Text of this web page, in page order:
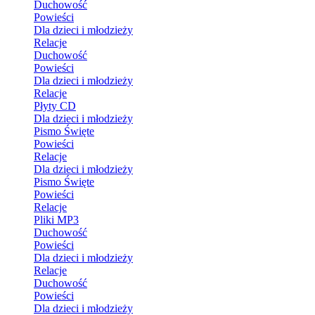
Duchowość
Powieści
Dla dzieci i młodzieży
Relacje
Duchowość
Powieści
Dla dzieci i młodzieży
Relacje
Płyty CD
Dla dzieci i młodzieży
Pismo Święte
Powieści
Relacje
Dla dzieci i młodzieży
Pismo Święte
Powieści
Relacje
Pliki MP3
Duchowość
Powieści
Dla dzieci i młodzieży
Relacje
Duchowość
Powieści
Dla dzieci i młodzieży